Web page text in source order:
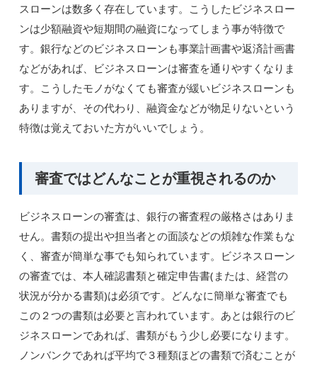
スローンは数多く存在しています。こうしたビジネスロー
ンは少額融資や短期間の融資になってしまう事が特徴で
す。銀行などのビジネスローンも事業計画書や返済計画書
などがあれば、ビジネスローンは審査を通りやすくなりま
す。こうしたモノがなくても審査が緩いビジネスローンも
ありますが、その代わり、融資金などが物足りないという
特徴は覚えておいた方がいいでしょう。
審査ではどんなことが重視されるのか
ビジネスローンの審査は、銀行の審査程の厳格さはありま
せん。書類の提出や担当者との面談などの煩雑な作業もな
く、審査が簡単な事でも知られています。ビジネスローン
の審査では、本人確認書類と確定申告書(または、経営の
状況が分かる書類)は必須です。どんなに簡単な審査でも
この２つの書類は必要と言われています。あとは銀行のビ
ジネスローンであれば、書類がもう少し必要になります。
ノンバンクであれば平均で３種類ほどの書類で済むことが